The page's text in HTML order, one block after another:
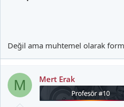
Değil ama muhtemel olarak
M Mert Erak